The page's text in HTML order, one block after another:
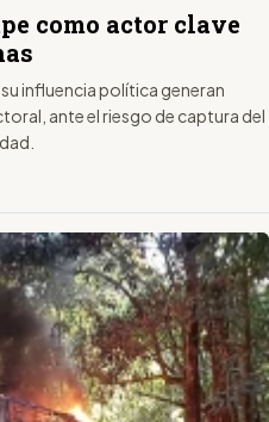
como actor clave
influencia política generan
ante el riesgo de captura del